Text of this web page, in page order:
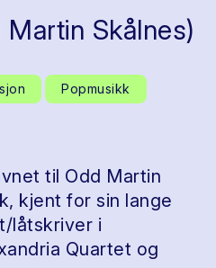
Skålnes)
Popmusikk
til Odd Martin
kjent for sin lange
låtskriver i
Quartet og